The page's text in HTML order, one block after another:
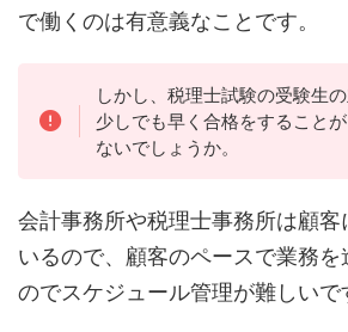
で働くのは有意義なことです。
しかし、税理士試験の受験生の
少しでも早く合格をすること
ないでしょうか。
会計事務所や税理士事務所は顧客
いるので、顧客のペースで業務を
のでスケジュール管理が難しいで